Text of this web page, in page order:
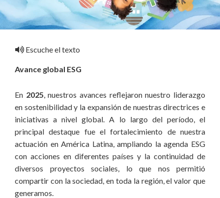
Escuche el texto
Avance global ESG
En 2025, nuestros avances reflejaron nuestro liderazgo
en sostenibilidad y la expansión de nuestras directrices e
iniciativas a nivel global. A lo largo del período, el
principal destaque fue el fortalecimiento de nuestra
actuación en América Latina, ampliando la agenda ESG
con acciones en diferentes países y la continuidad de
diversos proyectos sociales, lo que nos permitió
compartir con la sociedad, en toda la región, el valor que
generamos.